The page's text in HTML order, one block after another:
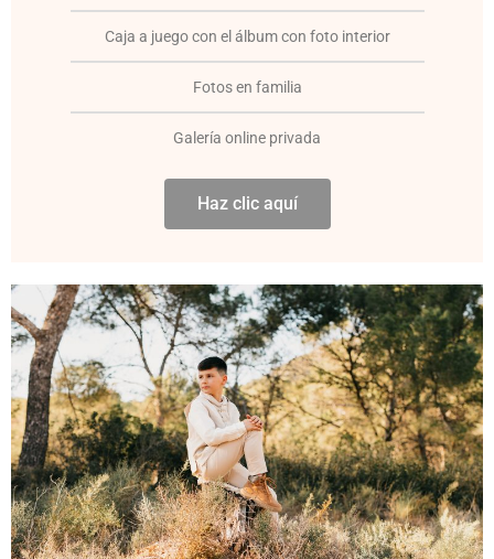
Caja a juego con el álbum con foto interior
Fotos en familia
Galería online privada
Haz clic aquí